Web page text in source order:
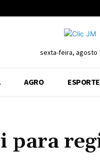
sexta-feira, agosto
AGRO ESPORTE
para